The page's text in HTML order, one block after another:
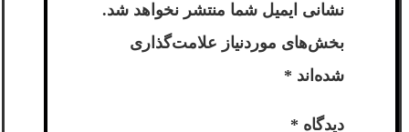
نشانی ایمیل شما منتشر نخواهد شد.
بخش‌های موردنیاز علامت‌گذاری
شده‌اند *
دیدگاه *